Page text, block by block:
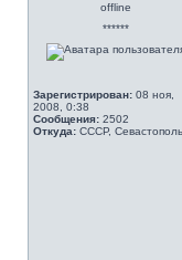
offline
******
Зарегистрирован: 08 ноя,
2008, 0:38
Сообщения: 2502
Откуда: СССР, Севастополь.